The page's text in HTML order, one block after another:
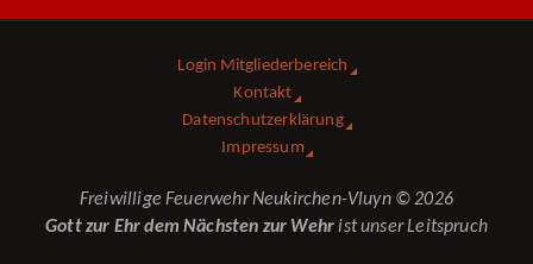
Login Mitgliederbereich
Kontakt
Datenschutzerklärung
Impressum
Freiwillige Feuerwehr Neukirchen-Vluyn © 2026
Gott zur Ehr dem Nächsten zur Wehrist unser Leitspruch